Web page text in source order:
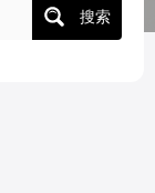
搜索